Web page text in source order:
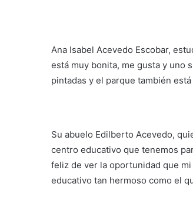
Ana Isabel Acevedo Escobar,
está muy bonita, me gusta y uno
pintadas y el parque también
Su abuelo Edilberto Acevedo,
centro educativo que tenemos
feliz de ver la oportunidad que
educativo tan hermoso como el